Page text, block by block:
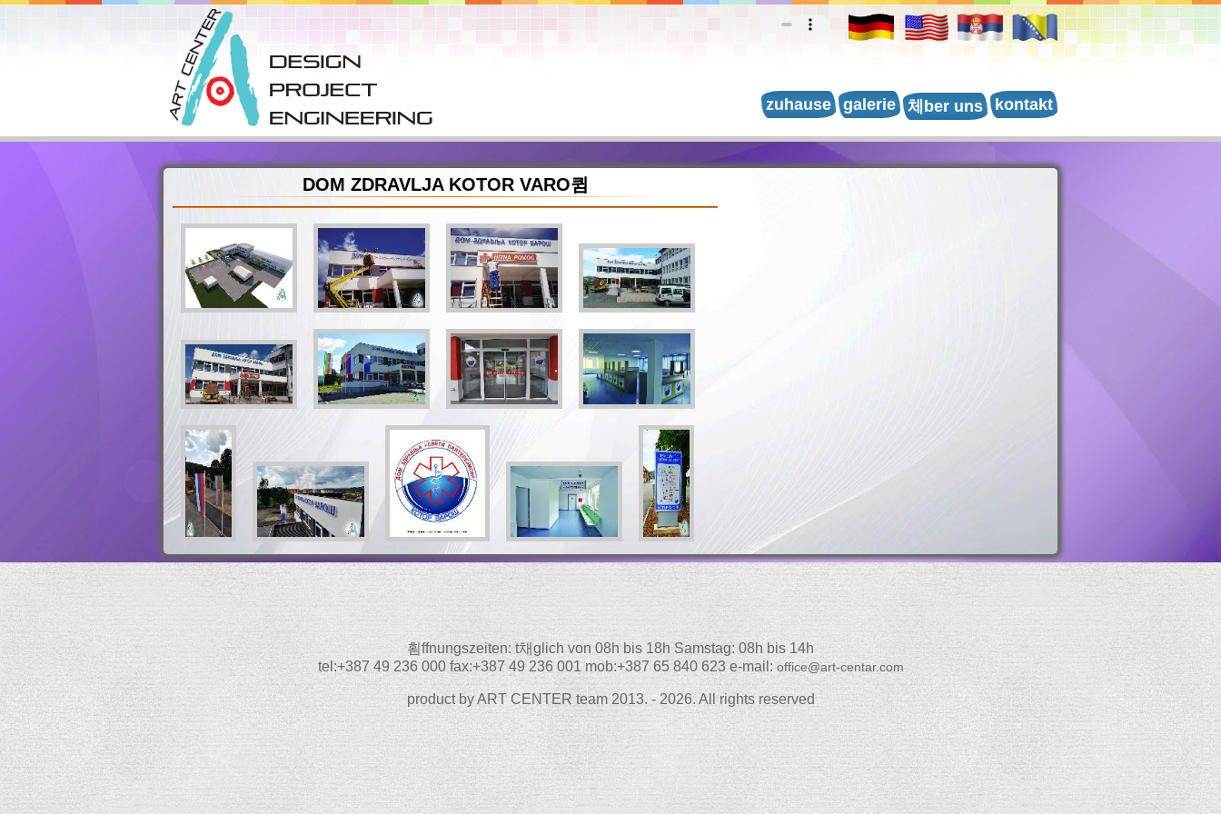
kontakt
체ber uns
galerie
zuhause
DOM ZDRAVLJA KOTOR VARO큄
횜ffnungszeiten: t채glich von 08h bis 18h Samstag: 08h bis 14h
tel:+387 49 236 000 fax:+387 49 236 001 mob:+387 65 840 623 e-mail:office@art-centar.com
product by ART CENTER team 2013. - 2026. All rights reserved